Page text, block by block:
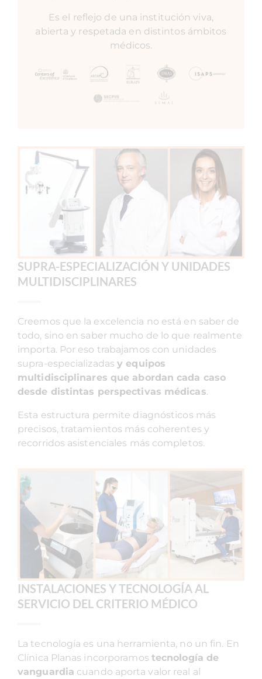
Es el reflejo de una institución viva,
abierta y respetada en distintos ámbitos
médicos.
SUPRA-ESPECIALIZACIÓN Y UNIDADES
MULTIDISCIPLINARES
Creemos que la excelencia no está en saber de
todo, sino en saber mucho de lo que realmente
importa. Por eso trabajamos con unidades
supra-especializadasy equipos
multidisciplinares que abordan cada caso
desde distintas perspectivas médicas.
Esta estructura permite diagnósticos más
precisos, tratamientos más coherentes y
recorridos asistenciales más completos.
INSTALACIONES Y TECNOLOGÍA AL
SERVICIO DEL CRITERIO MÉDICO
La tecnología es una herramienta, no un fin. En
Clínica Planas incorporamos tecnología de
vanguardia cuando aporta valor real al